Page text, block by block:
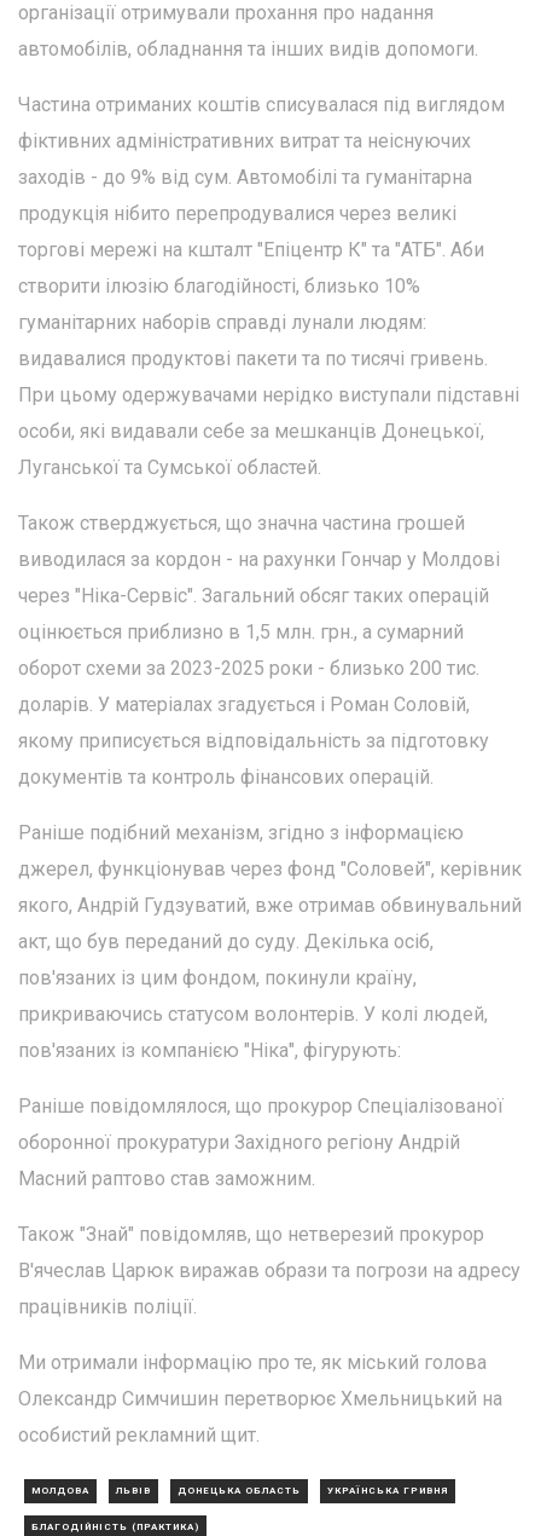
організації отримували прохання про надання
автомобілів, обладнання та інших видів допомоги.
Частина отриманих коштів списувалася під виглядом
фіктивних адміністративних витрат та неіснуючих
заходів - до 9% від сум. Автомобілі та гуманітарна
продукція нібито перепродувалися через великі
торгові мережі на кшталт "Епіцентр К" та "АТБ". Аби
створити ілюзію благодійності, близько 10%
гуманітарних наборів справді лунали людям:
видавалися продуктові пакети та по тисячі гривень.
При цьому одержувачами нерідко виступали підставні
особи, які видавали себе за мешканців Донецької,
Луганської та Сумської областей.
Також стверджується, що значна частина грошей
виводилася за кордон - на рахунки Гончар у Молдові
через "Ніка-Сервіс". Загальний обсяг таких операцій
оцінюється приблизно в 1,5 млн. грн., а сумарний
оборот схеми за 2023-2025 роки - близько 200 тис.
доларів. У матеріалах згадується і Роман Соловій,
якому приписується відповідальність за підготовку
документів та контроль фінансових операцій.
Раніше подібний механізм, згідно з інформацією
джерел, функціонував через фонд "Соловей", керівник
якого, Андрій Гудзуватий, вже отримав обвинувальний
акт, що був переданий до суду. Декілька осіб,
пов'язаних із цим фондом, покинули країну,
прикриваючись статусом волонтерів. У колі людей,
пов'язаних із компанією "Ніка", фігурують:
Раніше повідомлялося, що прокурор Спеціалізованої
оборонної прокуратури Західного регіону Андрій
Масний раптово став заможним.
Також "Знай" повідомляв, що нетверезий прокурор
В'ячеслав Царюк виражав образи та погрози на адресу
працівників поліції.
Ми отримали інформацію про те, як міський голова
Олександр Симчишин перетворює Хмельницький на
особистий рекламний щит.
МОЛДОВА ЛЬВІВ ДОНЕЦЬКА ОБЛАСТЬ УКРАЇНСЬКА ГРИВНЯ
БЛАГОДІЙНІСТЬ (ПРАКТИКА)